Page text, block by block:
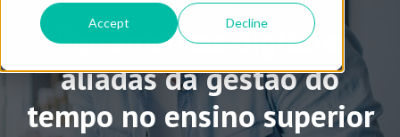
Accept Decline
Ferramentas digitais:
aliadas da gestão do
tempo no ensino superior